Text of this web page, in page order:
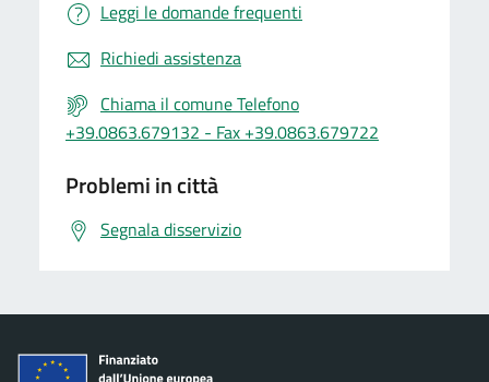
Leggi le domande frequenti
Richiedi assistenza
Chiama il comune Telefono
+39.0863.679132 - Fax +39.0863.679722
Problemi in città
Segnala disservizio